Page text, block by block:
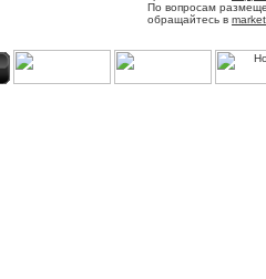
По вопросам
обращайтесь в